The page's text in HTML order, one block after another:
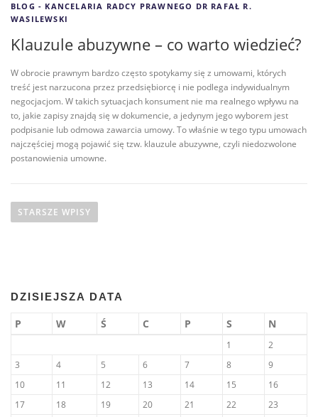
BLOG - KANCELARIA RADCY PRAWNEGO DR RAFAŁ R.
WASILEWSKI
Klauzule abuzywne – co warto wiedzieć?
W obrocie prawnym bardzo często spotykamy się z umowami, których
treść jest narzucona przez przedsiębiorcę i nie podlega indywidualnym
negocjacjom. W takich sytuacjach konsument nie ma realnego wpływu na
to, jakie zapisy znajdą się w dokumencie, a jedynym jego wyborem jest
podpisanie lub odmowa zawarcia umowy. To właśnie w tego typu umowach
najczęściej mogą pojawić się tzw. klauzule abuzywne, czyli niedozwolone
postanowienia umowne.
STARSZE WPISY
DZISIEJSZA DATA
P W Ś C P S N
1
2
3
4 5 6 7 8
9
10
11 12 13 14 15
16
17
18 19 20 21 22
23